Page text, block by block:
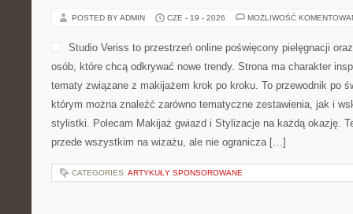
POSTED BY ADMIN CZE - 19 - 2026 MOŻLIWOŚĆ
Studio Veriss to przestrzeń online poświęcony pielęgnacji
osób, które chcą odkrywać nowe trendy. Strona ma charakter
tematy związane z makijażem krok po kroku. To przewodnik po
którym można znaleźć zarówno tematyczne zestawienia, jak i
stylistki. Polecam Makijaż gwiazd i Stylizacje na każdą okazję.
przede wszystkim na wizażu, ale nie ogranicza […]
CATEGORIES: ARTYKUŁY SPONSOROWANE